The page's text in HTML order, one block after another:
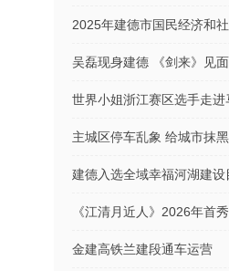
世界小姐浙江赛区选手走进
主城区停车乱象 给城市抹黑
建德入选全域幸福河湖建设
《江清月近人》2026年首
金建高铁兰建段通车运营